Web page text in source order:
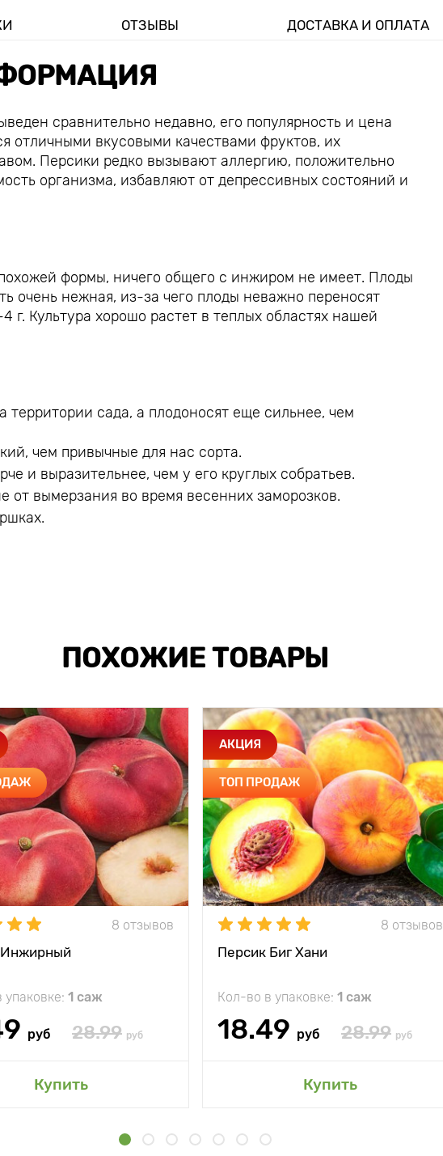
ОТЗЫВЫ ДОСТАВКА И ОПЛАТА
сравнительно недавно, его популярность и цена
отличными вкусовыми качествами фруктов, их
Персики редко вызывают аллергию, положительно
организма, избавляют от депрессивных состояний и
формы, ничего общего с инжиром не имеет. Плоды
очень нежная, из-за чего плоды неважно переносят
г. Культура хорошо растет в теплых областях нашей
сада, а плодоносят еще сильнее, чем
чем привычные для нас сорта.
и выразительнее, чем у его круглых собратьев.
от вымерзания во время весенних заморозков.
ПОХОЖИЕ ТОВАРЫ
8 отзывов
1 саж
руб 28.99 руб
Купить
АКЦИЯ
ТОП ПРОДАЖ
8 отзывов
Персик Биг Хани
Кол-во в упаковке: 1 саж
18.49 руб 28.99 руб
Купить